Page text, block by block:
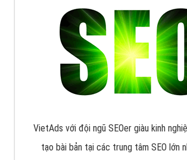
VietAds với đội ngũ SEOer giàu kinh
tạo bài bản tại các trung tâm SEO lớn